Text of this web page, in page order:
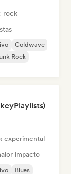
rock
Coldwave
Rock
experimental
impacto
Blues